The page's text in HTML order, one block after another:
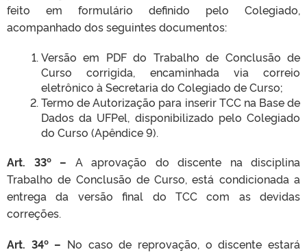
feito em formulário definido pelo Colegiado,
acompanhado dos seguintes documentos:
Versão em PDF do Trabalho de Conclusão de
Curso corrigida, encaminhada via correio
eletrônico à Secretaria do Colegiado de Curso;
Termo de Autorização para inserir TCC na Base de
Dados da UFPel, disponibilizado pelo Colegiado
do Curso (Apêndice 9).
Art. 33º – A aprovação do discente na disciplina
Trabalho de Conclusão de Curso, está condicionada a
entrega da versão final do TCC com as devidas
correções.
Art. 34º – No caso de reprovação, o discente estará